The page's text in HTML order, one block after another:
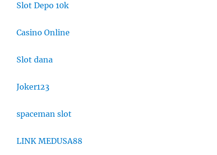
Slot Depo 10k
Casino Online
Slot dana
Joker123
spaceman slot
LINK MEDUSA88